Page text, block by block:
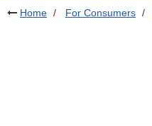
Home For Consumers